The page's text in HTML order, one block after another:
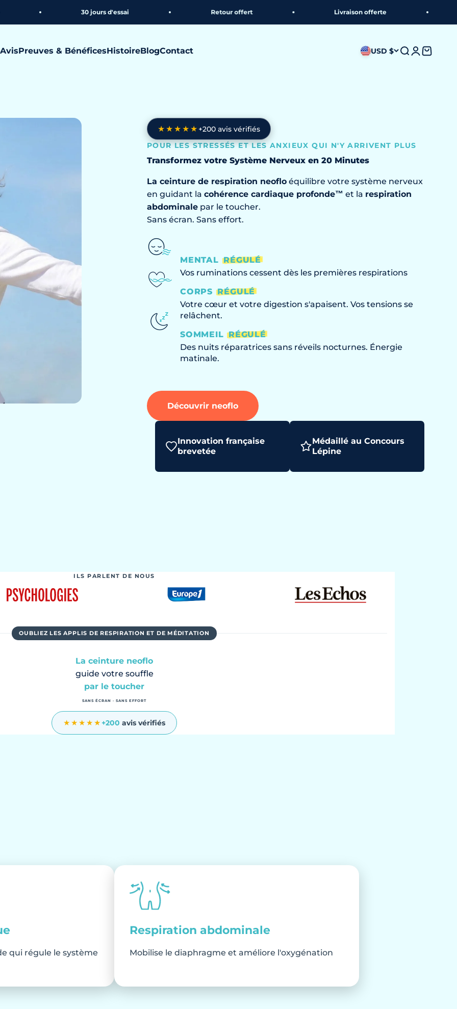
30 jours d'essai Retour offert Livraison offerte
AvisPreuves & BénéficesHistoireBlogContact USD $ Recherche
Connexion
Panier
★★★★★ +200 avis vérifiés
POUR LES STRESSÉS ET LES ANXIEUX QUI N'Y ARRIVENT PLUS
Transformez votre Système Nerveux en 20 Minutes
La ceinture de respiration neoflo équilibre votre système nerveux
en guidant la cohérence cardiaque profonde™ et la respiration
abdominale par le toucher.
Sans écran. Sans effort.
MENTAL RÉGULÉ
Vos ruminations cessent dès les premières respirations
CORPS RÉGULÉ
Votre cœur et votre digestion s'apaisent. Vos tensions se
relâchent.
SOMMEIL RÉGULÉ
Des nuits réparatrices sans réveils nocturnes. Énergie
matinale.
Découvrir neoflo
Innovation française
brevetée
Médaillé au Concours
Lépine
ILS PARLENT DE NOUS
OUBLIEZ LES APPLIS DE RESPIRATION ET DE MÉDITATION
La ceinture neoflo
guide votre souffle
par le toucher
SANS ÉCRAN · SANS EFFORT
★★★★★ +200 avis vérifiés
qui régule le système
Respiration abdominale
Mobilise le diaphragme et améliore l'oxygénation